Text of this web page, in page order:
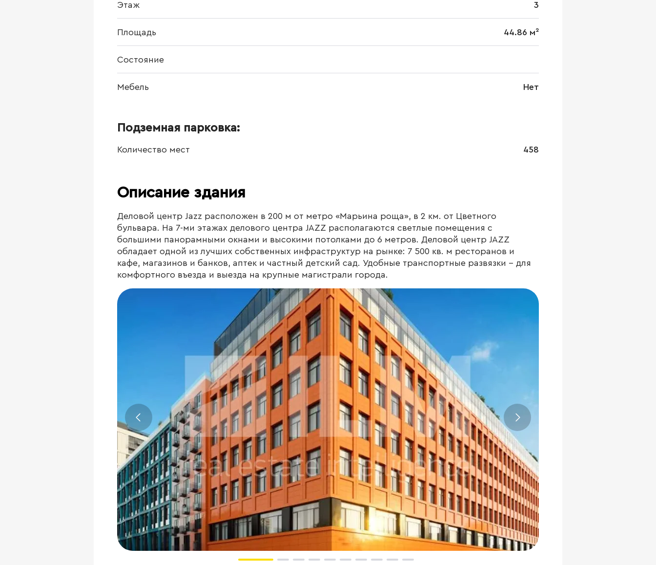
Этаж 3
Площадь 44.86 м²
Состояние
Мебель Нет
Подземная парковка:
Количество мест 458
Описание здания
Деловой центр Jazz расположен в 200 м от метро «Марьина роща», в 2 км. от Цветного
бульвара. На 7-ми этажах делового центра JAZZ располагаются светлые помещения с
большими панорамными окнами и высокими потолками до 6 метров. Деловой центр JAZZ
обладает одной из лучших собственных инфраструктур на рынке: 7 500 кв. м ресторанов и
кафе, магазинов и банков, аптек и частный детский сад. Удобные транспортные развязки – для
комфортного въезда и выезда на крупные магистрали города.